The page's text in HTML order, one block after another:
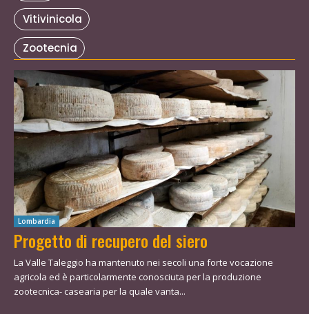
Vitivinicola
Zootecnia
Lombardia
Progetto di recupero del siero
La Valle Taleggio ha mantenuto nei secoli una forte vocazione
agricola ed è particolarmente conosciuta per la produzione
zootecnica- casearia per la quale vanta...